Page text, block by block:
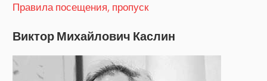
Правила посещения, пропуск
Виктор Михайлович Каслин